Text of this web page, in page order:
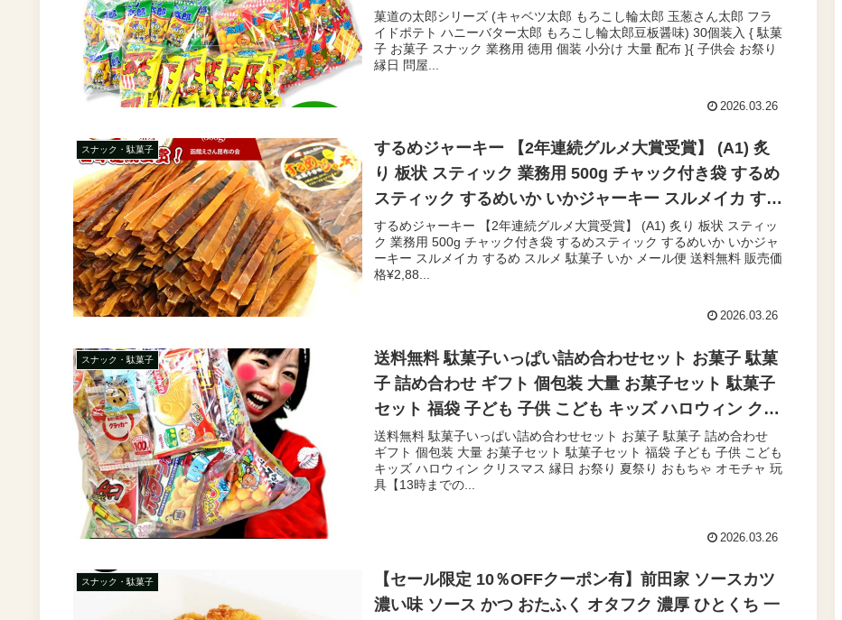
用 徳用 個装 小分け 大量 配布 }{ 子供会 お祭り 縁日 問
屋 }[26B26]{配送区分D}
菓道の太郎シリーズ (キャベツ太郎 もろこし輪太郎 玉葱さん太郎 フラ
イドポテト ハニーバター太郎 もろこし輪太郎豆板醤味) 30個装入 { 駄菓
子 お菓子 スナック 業務用 徳用 個装 小分け 大量 配布 }{ 子供会 お祭り
縁日 問屋...
2026.03.26
スナック・駄菓子
するめジャーキー 【2年連続グルメ大賞受賞】 (A1) 炙
り 板状 スティック 業務用 500g チャック付き袋 するめ
スティック するめいか いかジャーキー スルメイカ する
め スルメ 駄菓子 いか メール便 送料無料
するめジャーキー 【2年連続グルメ大賞受賞】 (A1) 炙り 板状 スティッ
ク 業務用 500g チャック付き袋 するめスティック するめいか いかジャ
ーキー スルメイカ するめ スルメ 駄菓子 いか メール便 送料無料 販売価
格¥2,88...
2026.03.26
スナック・駄菓子
送料無料 駄菓子いっぱい詰め合わせセット お菓子 駄菓
子 詰め合わせ ギフト 個包装 大量 お菓子セット 駄菓子
セット 福袋 子ども 子供 こども キッズ ハロウィン クリ
スマス 縁日 お祭り 夏祭り おもちゃ オモチャ 玩具【13
時までの注文で当日発送】
送料無料 駄菓子いっぱい詰め合わせセット お菓子 駄菓子 詰め合わせ
ギフト 個包装 大量 お菓子セット 駄菓子セット 福袋 子ども 子供 こども
キッズ ハロウィン クリスマス 縁日 お祭り 夏祭り おもちゃ オモチャ 玩
具【13時までの...
2026.03.26
スナック・駄菓子
【セール限定 10％OFFクーポン有】前田家 ソースカツ
濃い味 ソース かつ おたふく オタフク 濃厚 ひとくち 一